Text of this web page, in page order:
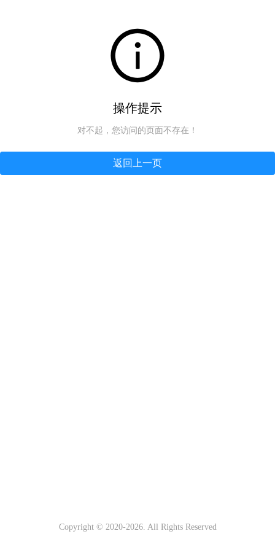
操作提示
对不起，您访问的页面不存在！
返回上一页
Copyright © 2020-2026. All Rights Reserved